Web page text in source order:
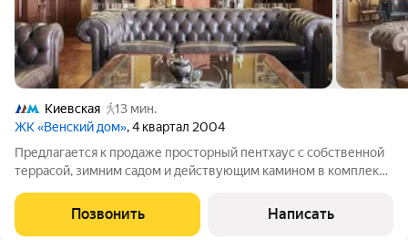
Киевская
13 мин.
ЖК «Венский дом», 4 квартал 2004
Предлагается к продаже просторный пентхаус с собственной
террасой, зимним садом и действующим камином в комплексе
расположена на 11-м этаже. Выполнена эксклюзивная отделка
в стиле английской
Позвонить Написать